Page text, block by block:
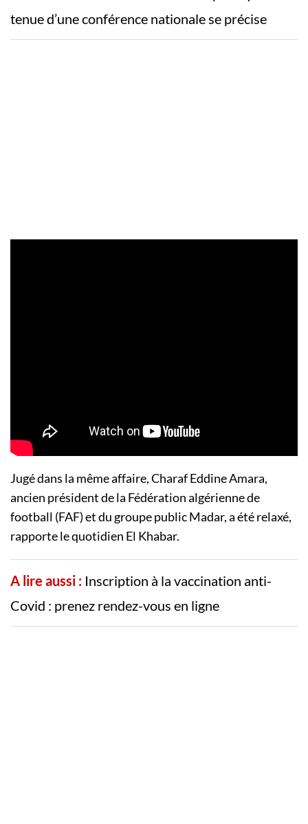
tenue d’une conférence nationale se précise
Jugé dans la même affaire, Charaf Eddine Amara,
ancien président de la Fédération algérienne de
football (FAF) et du groupe public Madar, a été relaxé,
rapporte le quotidien El Khabar.
A lire aussi : Inscription à la vaccination anti-
Covid : prenez rendez-vous en ligne